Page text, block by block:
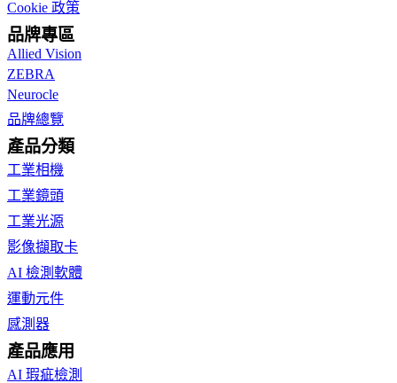
Cookie 政策
品牌專區
Allied Vision
ZEBRA
Neurocle
品牌總覽
產品分類
工業相機
工業鏡頭
工業光源
影像擷取卡
AI 檢測軟體
運動元件
感測器
產品應用
AI 瑕疵檢測